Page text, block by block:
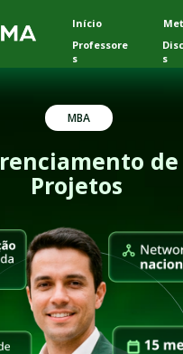
de
Projetos
MBA
s
Início
Professore
s